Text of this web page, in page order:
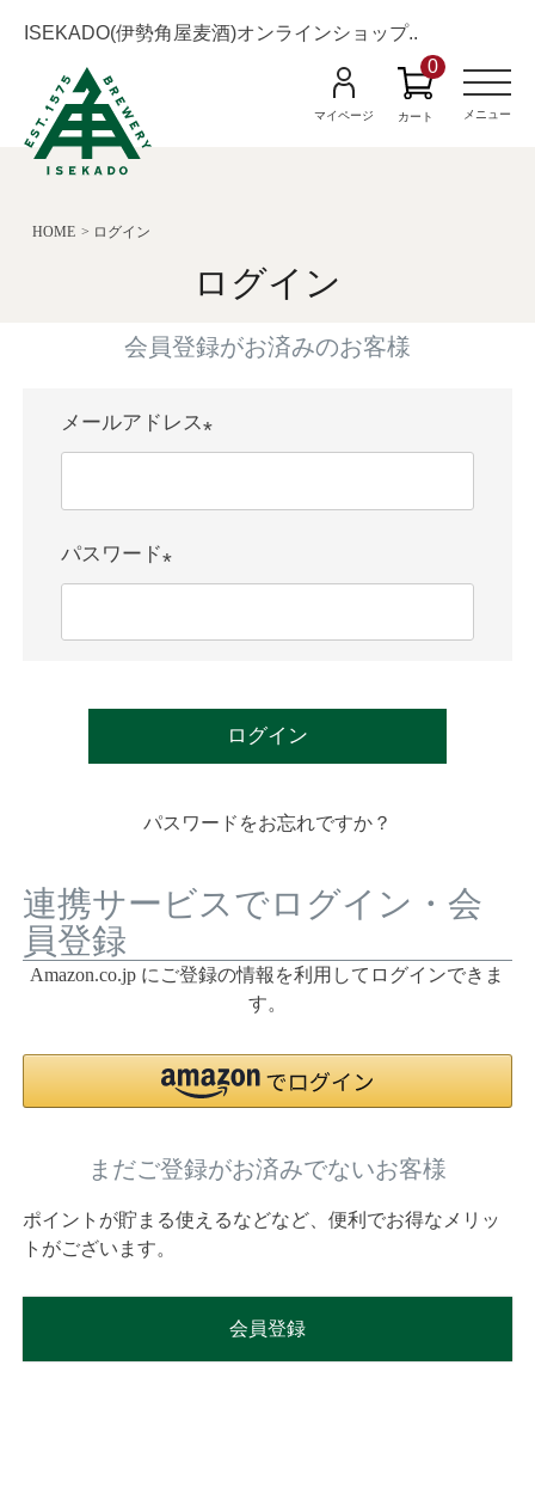
ISEKADO(伊勢角屋麦酒)オンラインショップ..
マイページ カート
0
M
e
n
メニュー
HOME ログイン
ログイン
会員登録がお済みのお客様
メールアドレス
パスワード
ログイン
パスワードをお忘れですか？
連携サービスでログイン・会
員登録
Amazon.co.jp にご登録の情報を利用してログインできま
す。
まだご登録がお済みでないお客様
ポイントが貯まる使えるなどなど、便利でお得なメリッ
トがございます。
会員登録